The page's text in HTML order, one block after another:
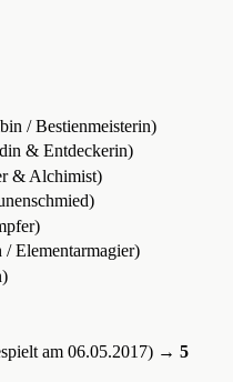
/ Bestienmeisterin)
& Entdeckerin)
& Alchimist)
Elementarmagier)
am 06.05.2017) → 5